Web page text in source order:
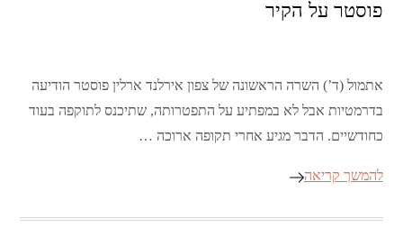
פוסטר על הקיר
אתמול (ד’) השרה הראשונה של צפון אירלנד ארלין פוסטר הודיעה
בדרמטיות אבל לא במפתיע על התפטרותה, שתיכנס לתוקפה בעוד
כחודשיים. הדבר מגיע אחרי תקופה ארוכה …
להמשך קריאה